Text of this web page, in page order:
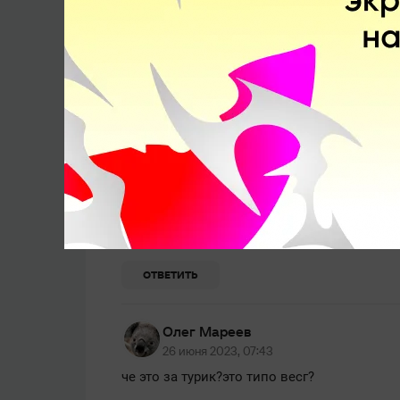
26 июня 2023, 01:25
а можно команду из этого собрать умоляю
ОТВЕТИТЬ
26 июня 2023, 07:28
О какие имена 😍
ОТВЕТИТЬ
Олег Мареев
26 июня 2023, 07:43
че это за турик?это типо весг?